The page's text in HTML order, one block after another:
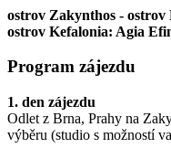
ostrov Zakynthos -
ostrov Kefalonia: Agia
Program zájezdu
1. den zájezdu
Odlet z Brna, Prahy na
výběru (studio s možností